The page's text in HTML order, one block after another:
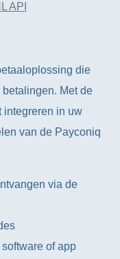
API
die
Met de
integreren in uw
van de Payconiq
via de
of app